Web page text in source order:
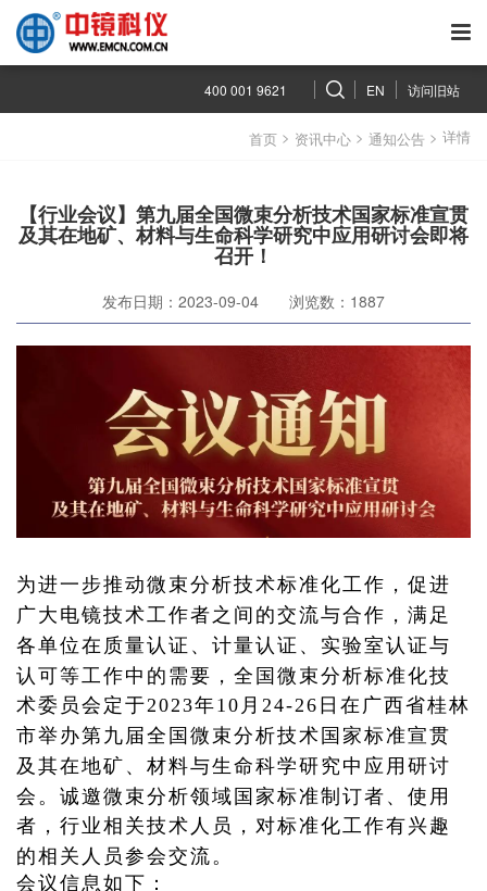
400 001 9621 EN 访问旧站
首页 > 资讯中心 > 通知公告 > 详情
【行业会议】第九届全国微束分析技术国家标准宣贯
及其在地矿、材料与生命科学研究中应用研讨会即将
召开！
发布日期：2023-09-04 浏览数：1887
为进一步推动微束分析技术标准化工作，促进
广大电镜技术工作者之间的交流与合作，满足
各单位在质量认证、计量认证、实验室认证与
认可等工作中的需要， 全国微束分析标准化技
术委员会定于2023年10月24-26日在广西省桂林
市举办第九届全国微束分析技术国家标准宣贯
及其在地矿、材料与生命科学研究中应用研讨
会。诚邀微束分析领域国家标准制订者、使用
者，行业相关技术人员，对标准化工作有兴趣
的相关人员参会交流。
会议信息如下：